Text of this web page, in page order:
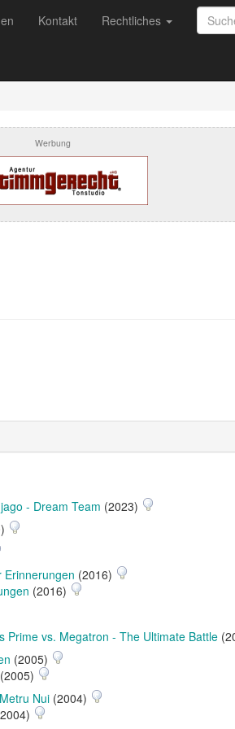
Kontakt Rechtliches
Werbung
- Dream Team (2023)
Erinnerungen (2016)
(2016)
Prime vs. Megatron - The Ultimate Battle
(2005)
(2005)
Nui (2004)